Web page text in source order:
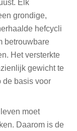
Elk
grondige,
hefcycli
betrouwbare
Het versterkte
gewicht te
de basis voor
moet
Daarom is de